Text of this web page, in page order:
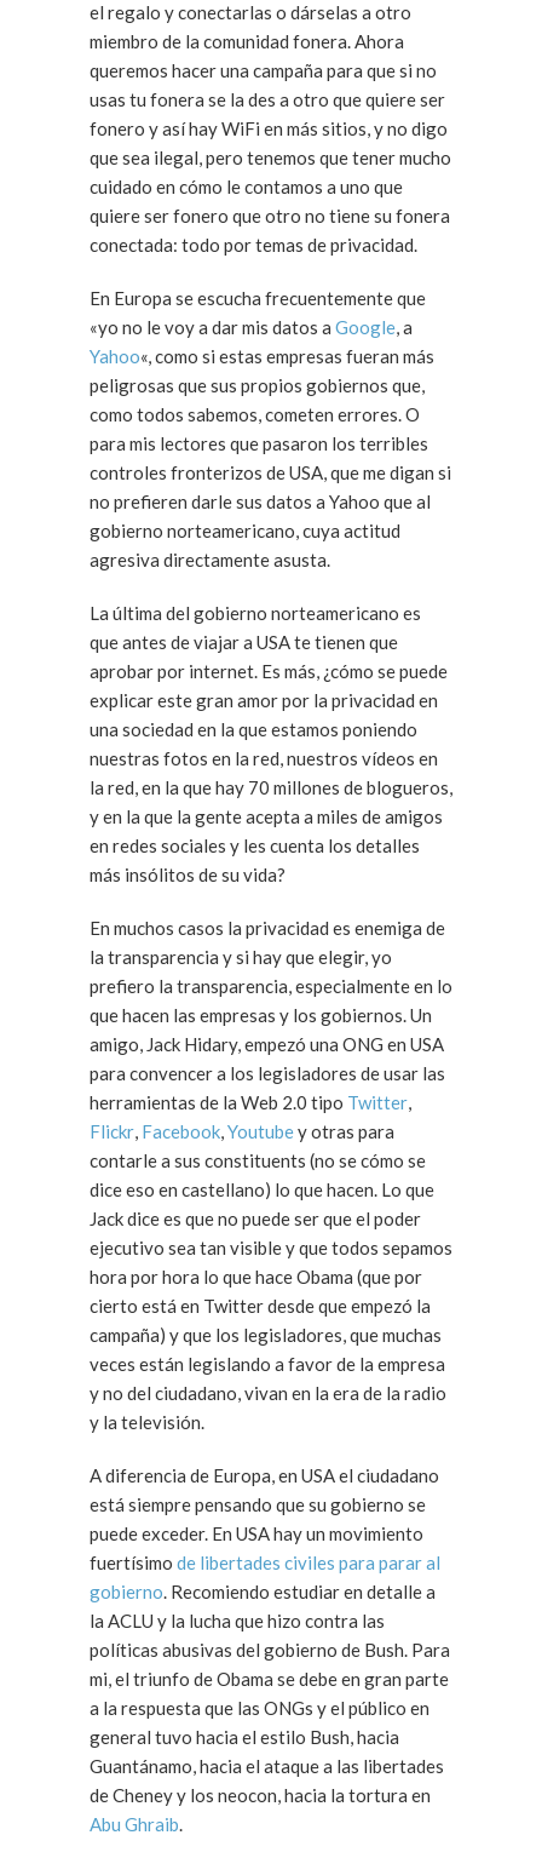
el regalo y conectarlas o dárselas a otro
miembro de la comunidad fonera. Ahora
queremos hacer una campaña para que si no
usas tu fonera se la des a otro que quiere ser
fonero y así hay WiFi en más sitios, y no digo
que sea ilegal, pero tenemos que tener mucho
cuidado en cómo le contamos a uno que
quiere ser fonero que otro no tiene su fonera
conectada: todo por temas de privacidad.
En Europa se escucha frecuentemente que
«yo no le voy a dar mis datos a Google, a
Yahoo«, como si estas empresas fueran más
peligrosas que sus propios gobiernos que,
como todos sabemos, cometen errores. O
para mis lectores que pasaron los terribles
controles fronterizos de USA, que me digan si
no prefieren darle sus datos a Yahoo que al
gobierno norteamericano, cuya actitud
agresiva directamente asusta.
La última del gobierno norteamericano es
que antes de viajar a USA te tienen que
aprobar por internet. Es más, ¿cómo se puede
explicar este gran amor por la privacidad en
una sociedad en la que estamos poniendo
nuestras fotos en la red, nuestros vídeos en
la red, en la que hay 70 millones de blogueros,
y en la que la gente acepta a miles de amigos
en redes sociales y les cuenta los detalles
más insólitos de su vida?
En muchos casos la privacidad es enemiga de
la transparencia y si hay que elegir, yo
prefiero la transparencia, especialmente en lo
que hacen las empresas y los gobiernos. Un
amigo, Jack Hidary, empezó una ONG en USA
para convencer a los legisladores de usar las
herramientas de la Web 2.0 tipo Twitter,
Flickr, Facebook,Youtubey otras para
contarle a sus constituents (no se cómo se
dice eso en castellano) lo que hacen. Lo que
Jack dice es que no puede ser que el poder
ejecutivo sea tan visible y que todos sepamos
hora por hora lo que hace Obama (que por
cierto está en Twitter desde que empezó la
campaña) y que los legisladores, que muchas
veces están legislando a favor de la empresa
y no del ciudadano, vivan en la era de la radio
y la televisión.
A diferencia de Europa, en USA el ciudadano
está siempre pensando que su gobierno se
puede exceder. En USA hay un movimiento
fuertísimo de libertades civiles para parar al
gobierno. Recomiendo estudiar en detalle a
la ACLU y la lucha que hizo contra las
políticas abusivas del gobierno de Bush. Para
mi, el triunfo de Obama se debe en gran parte
a la respuesta que las ONGs y el público en
general tuvo hacia el estilo Bush, hacia
Guantánamo, hacia el ataque a las libertades
de Cheney y los neocon, hacia la tortura en
Abu Ghraib.